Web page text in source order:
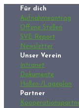
Für dich
Aufnahmeantrag
Offene Stellen
SVE Report
Newsletter
Unser Verein
Intranet
Dokumente
Hallen-/Lageplan
Partner